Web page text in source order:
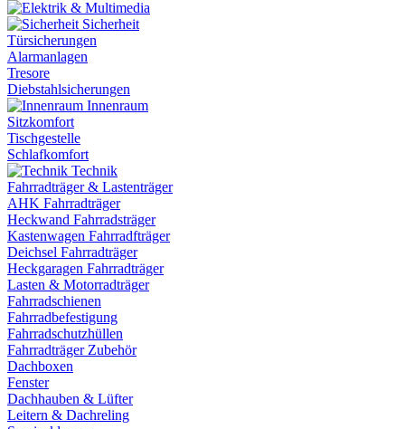
Sicherheit
Türsicherungen
Alarmanlagen
Tresore
Diebstahlsicherungen
Innenraum
Sitzkomfort
Tischgestelle
Schlafkomfort
Technik
Fahrradträger & Lastenträger
AHK Fahrradträger
Heckwand Fahrradsträger
Kastenwagen Fahrradfträger
Deichsel Fahrradträger
Heckgaragen Fahrradträger
Lasten & Motorradträger
Fahrradschienen
Fahrradbefestigung
Fahrradschutzhüllen
Fahrradträger Zubehör
Dachboxen
Fenster
Dachhauben & Lüfter
Leitern & Dachreling